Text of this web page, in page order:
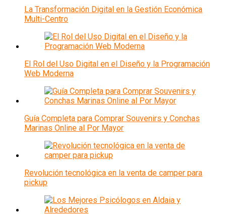
La Transformación Digital en la Gestión Económica
Multi-Centro
El Rol del Uso Digital en el Diseño y la Programación
Web Moderna
Guía Completa para Comprar Souvenirs y Conchas
Marinas Online al Por Mayor
Revolución tecnológica en la venta de camper para
pickup